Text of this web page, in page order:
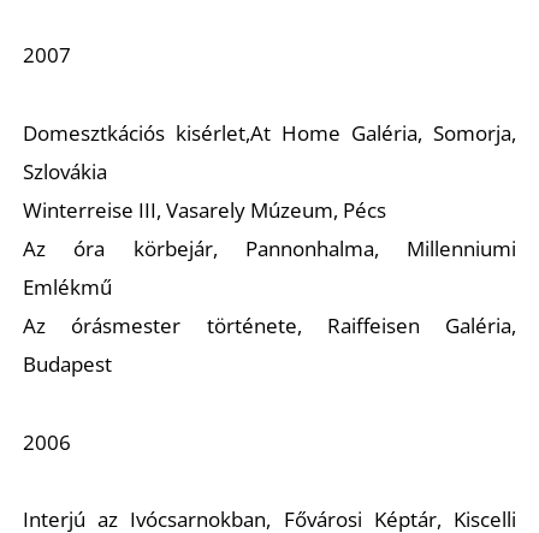
2007
Domesztkációs kisérlet,At Home Galéria, Somorja,
Szlovákia
Winterreise III, Vasarely Múzeum, Pécs
Az óra körbejár, Pannonhalma, Millenniumi
Emlékmű
Az órásmester története, Raiffeisen Galéria,
Budapest
2006
Interjú az Ivócsarnokban, Fővárosi Képtár, Kiscelli